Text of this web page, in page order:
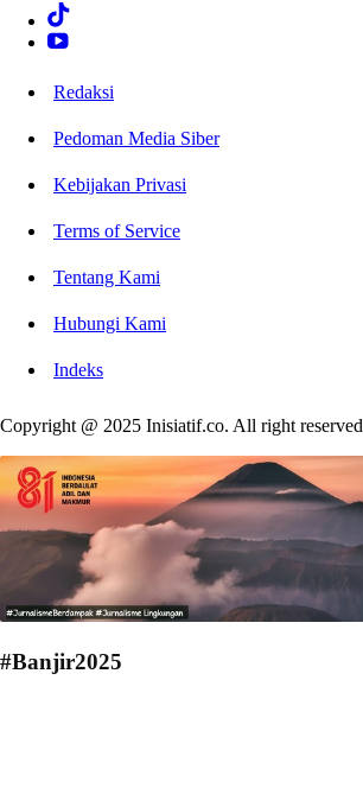
Redaksi
Pedoman Media Siber
Kebijakan Privasi
Terms of Service
Tentang Kami
Hubungi Kami
Indeks
Copyright @ 2025 Inisiatif.co. All right reserved
#Banjir2025